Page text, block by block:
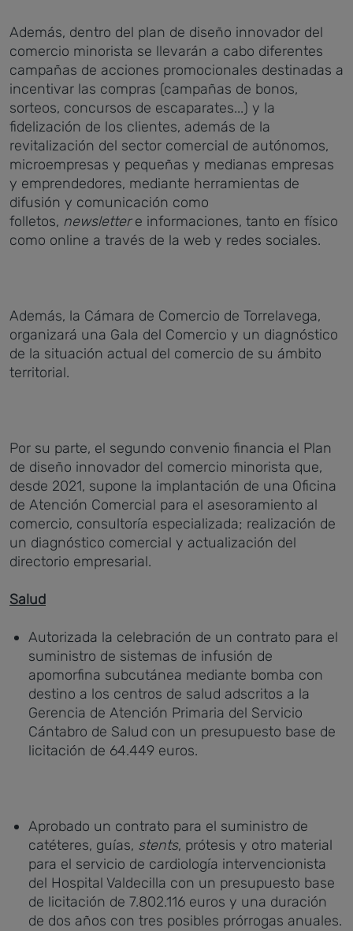
Además, dentro del plan de diseño innovador del
comercio minorista se llevarán a cabo diferentes
campañas de acciones promocionales destinadas a
incentivar las compras (campañas de bonos,
sorteos, concursos de escaparates...) y la
fidelización de los clientes, además de la
revitalización del sector comercial de autónomos,
microempresas y pequeñas y medianas empresas
y emprendedores, mediante herramientas de
difusión y comunicación como
folletos, newslettere informaciones, tanto en físico
como online a través de la web y redes sociales.
Además, la Cámara de Comercio de Torrelavega,
organizará una Gala del Comercio y un diagnóstico
de la situación actual del comercio de su ámbito
territorial.
Por su parte, el segundo convenio financia el Plan
de diseño innovador del comercio minorista que,
desde 2021, supone la implantación de una Oficina
de Atención Comercial para el asesoramiento al
comercio, consultoría especializada; realización de
un diagnóstico comercial y actualización del
directorio empresarial.
Salud
Autorizada la celebración de un contrato para el
suministro de sistemas de infusión de
apomorfina subcutánea mediante bomba con
destino a los centros de salud adscritos a la
Gerencia de Atención Primaria del Servicio
Cántabro de Salud con un presupuesto base de
licitación de 64.449 euros.
Aprobado un contrato para el suministro de
catéteres, guías, stents, prótesis y otro material
para el servicio de cardiología intervencionista
del Hospital Valdecilla con un presupuesto base
de licitación de 7.802.116 euros y una duración
de dos años con tres posibles prórrogas anuales.